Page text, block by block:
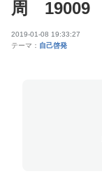
周 19009
2019-01-08 19:33:27
テーマ： 自己啓発